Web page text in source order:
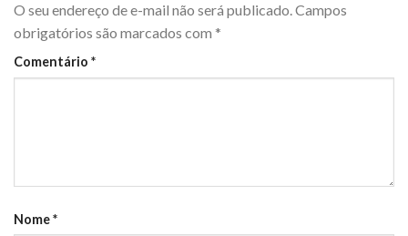
O seu endereço de e-mail não será publicado.Campos
obrigatórios são marcados com *
Comentário *
Nome*